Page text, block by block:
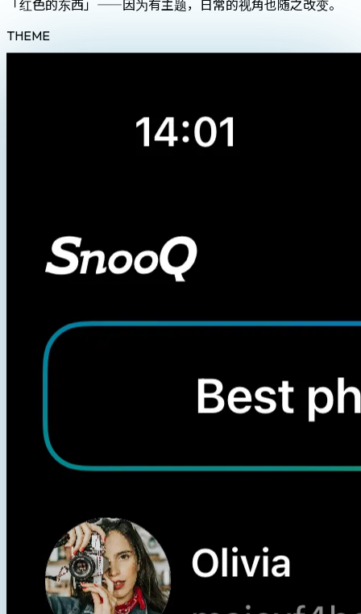
「红色的东西」——因为有主题，日常的视角也随之改变。
THEME